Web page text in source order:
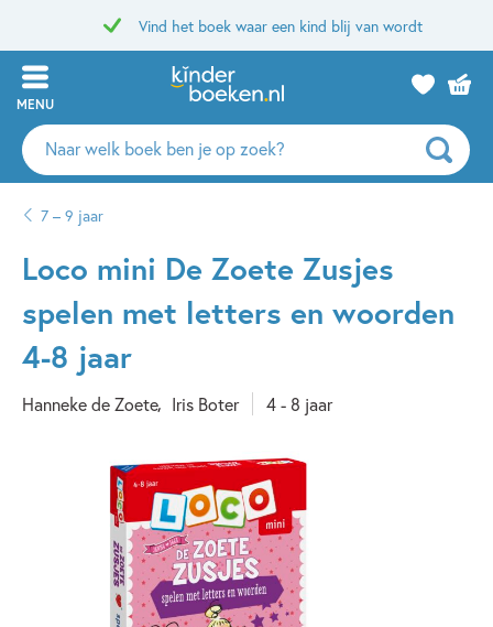
Vind het boek waar een kind blij van wordt
MENU
Zoeken
naar
auteurs
uitgevers
7 – 9 jaar
Loco mini De Zoete Zusjes
spelen met letters en woorden
4-8 jaar
Hanneke de Zoete Iris Boter 4 - 8 jaar